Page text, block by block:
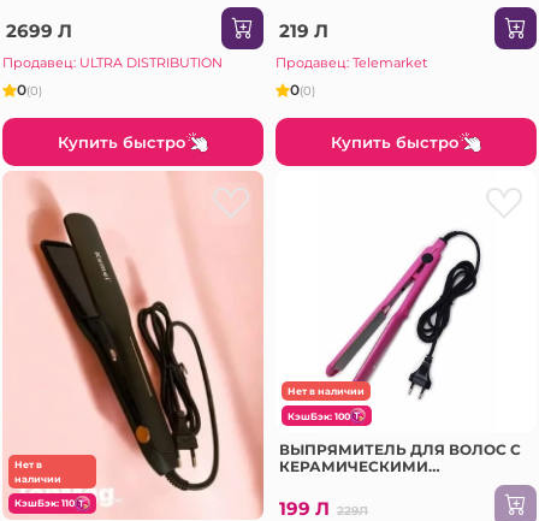
2699 Л
Продавец: ULTRA DISTRIBUTION
0(0)
Купить быстро
219 Л
Продавец: Telemarket
0(0)
Купить быстро
Нет в
наличии
КэшБэк: 110
Нет в наличии
КэшБэк: 100
ВЫПРЯМИТЕЛЬ ДЛЯ ВОЛОС С
КЕРАМИЧЕСКИМИ
199 Л 229Л